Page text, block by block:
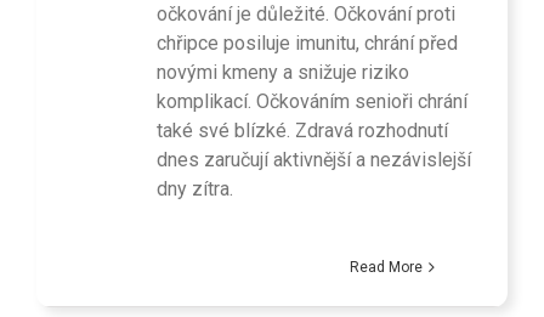
očkování je důležité. Očkování proti
chřipce posiluje imunitu, chrání před
novými kmeny a snižuje riziko
komplikací. Očkováním senioři chrání
také své blízké. Zdravá rozhodnutí
dnes zaručují aktivnější a nezávislejší
dny zítra.
Read More